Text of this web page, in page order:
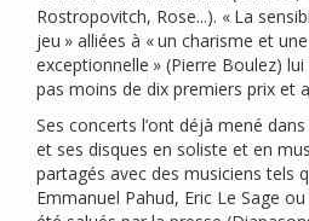
Rostropovitch, Rose...). « La
jeu » alliées à «un charisme et
exceptionnelle » (Pierre Boulez)
pas moins de dix premiers prix et
Ses concerts l’ont déjà mené
et ses disques en soliste et en
partagés avec des musiciens tels
Emmanuel Pahud, Eric Le Sage